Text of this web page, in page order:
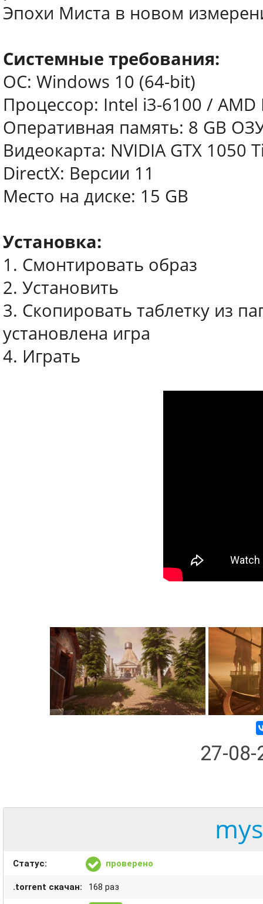
Эпохи Миста в новом
Системные требования:
ОС: Windows 10 (64-bit)
Процессор: Intel i3-6100 /
Оперативная память: 8 GB
Видеокарта: NVIDIA GTX 1050
DirectX: Версии 11
Место на диске: 15 GB
Установка:
1. Смонтировать образ
2. Установить
3. Скопировать таблетку из
установлена игра
4. Играть
27-
Статус: проверено
.torrent скачан: 168 раз